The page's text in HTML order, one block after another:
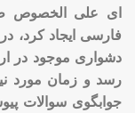
ای علی الخصوص
فارسی ایجاد کرد،
دشواری موجود در
رسد و زمان مورد
جوابگوی سوالات